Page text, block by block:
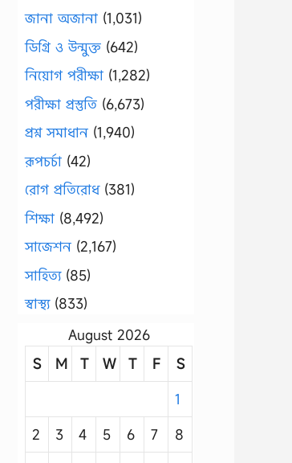
জানা অজানা (1,031)
ডিগ্রি ও উন্মুক্ত (642)
নিয়োগ পরীক্ষা (1,282)
পরীক্ষা প্রস্তুতি (6,673)
প্রশ্ন সমাধান (1,940)
রূপচর্চা (42)
রোগ প্রতিরোধ(381)
শিক্ষা (8,492)
সাজেশন (2,167)
সাহিত্য(85)
স্বাস্থ্য(833)
August 2026
S
M T W T F
S
1
2
3 4 5 6 7
8